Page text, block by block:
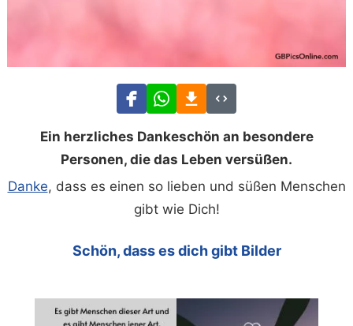
Ein herzliches Dankeschön an besondere
Personen, die das Leben versüßen.
Danke, dass es einen so lieben und süßen Menschen
gibt wie Dich!
Schön, dass es dich gibt Bilder